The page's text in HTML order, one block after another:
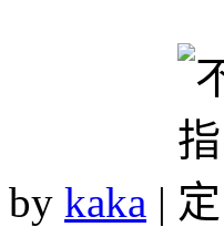
by kaka |